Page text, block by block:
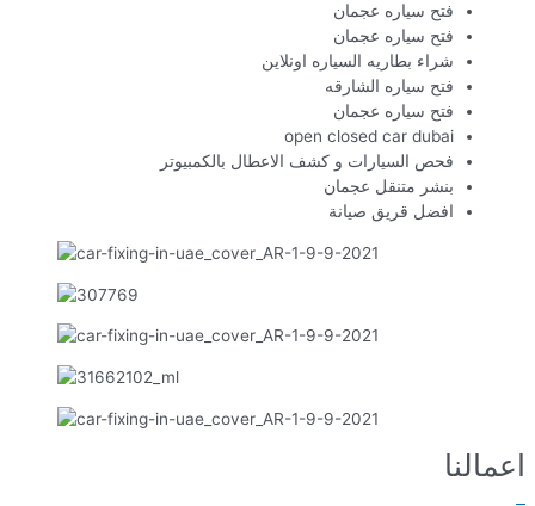
فتح سياره عجمان
فتح سياره عجمان
شراء بطاريه السياره اونلاين
فتح سياره الشارقه
فتح سياره عجمان
open closed car dubai
فحص السيارات و كشف الاعطال بالكمبيوتر
بنشر متنقل عجمان
افضل قريق صيانة
اعمالنا